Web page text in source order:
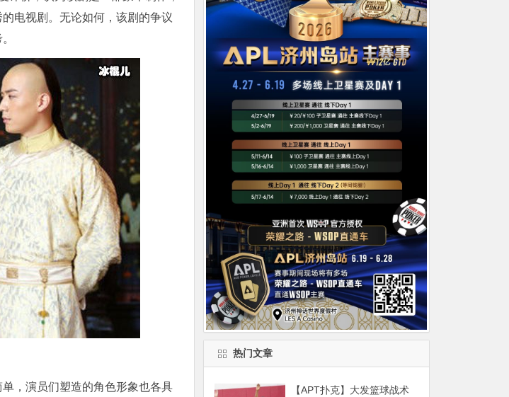
电视剧。无论如何，该剧的争议
，演员们塑造的角色形象也各具
热门文章
【APT扑克】大发篮球战术